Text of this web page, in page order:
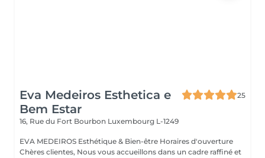
Eva Medeiros Esthetica e
Bem Estar
25
16, Rue du Fort Bourbon Luxembourg L-1249
EVA MEDEIROS Esthétique & Bien-être Horaires d'ouverture
Chères clientes, Nous vous accueillons dans un cadre raffiné et